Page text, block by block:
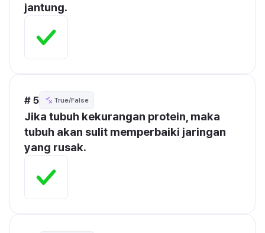
jantung.
# 5 True/False
Jika tubuh kekurangan protein, maka
tubuh akan sulit memperbaiki jaringan
yang rusak.